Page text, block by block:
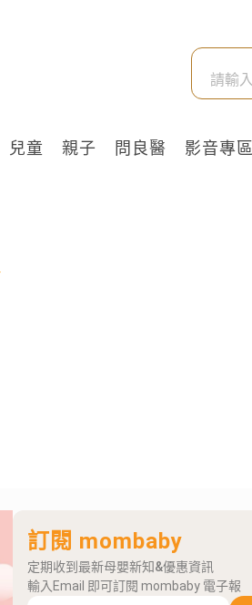
兒童 親子 問良醫 影音專區
訂閱 mombaby
定期收到最新母嬰新知&優惠資訊
輸入Email 即可訂閱 mombaby 電子報